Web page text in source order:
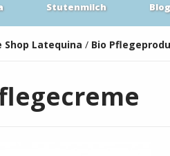
Stutenmilch Blog
Shop Latequina / Bio